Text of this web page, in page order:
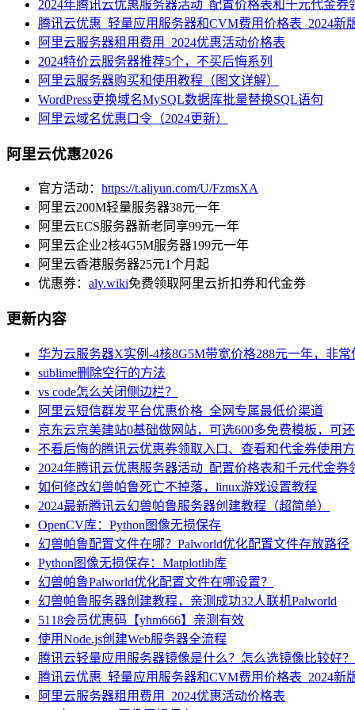
2024年腾讯云优惠服务器活动_配置价格表和千元代金券
腾讯云优惠_轻量应用服务器和CVM费用价格表_2024新
阿里云服务器租用费用_2024优惠活动价格表
2024特价云服务器推荐5个，不买后悔系列
阿里云服务器购买和使用教程（图文详解）
WordPress更换域名MySQL数据库批量替换SQL语句
阿里云域名优惠口令（2024更新）
阿里云优惠2026
官方活动： https://t.aliyun.com/U/FzmsXA
阿里云200M轻量服务器38元一年
阿里云ECS服务器新老同享99元一年
阿里云企业2核4G5M服务器199元一年
阿里云香港服务器25元1个月起
优惠券： aly.wiki免费领取阿里云折扣券和代金券
更新内容
华为云服务器X实例-4核8G5M带宽价格288元一年，非常
sublime删除空行的方法
vs code怎么关闭侧边栏？
阿里云短信群发平台优惠价格_全网专属最低价渠道
京东云京美建站0基础做网站，可选600多免费模板，可还
不看后悔的腾讯云优惠券领取入口、查看和代金券使用
2024年腾讯云优惠服务器活动_配置价格表和千元代金券
如何修改幻兽帕鲁死亡不掉落，linux游戏设置教程
2024最新腾讯云幻兽帕鲁服务器创建教程（超简单）
OpenCV库：Python图像无损保存
幻兽帕鲁配置文件在哪？Palworld优化配置文件存放路径
Python图像无损保存：Matplotlib库
幻兽帕鲁Palworld优化配置文件在哪设置？
幻兽帕鲁服务器创建教程，亲测成功32人联机Palworld
5118会员优惠码【yhm666】亲测有效
使用Node.js创建Web服务器全流程
腾讯云轻量应用服务器镜像是什么？怎么选镜像比较好？
腾讯云优惠_轻量应用服务器和CVM费用价格表_2024新
阿里云服务器租用费用_2024优惠活动价格表